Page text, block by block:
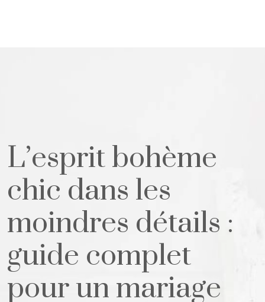
L’esprit bohème
chic dans les
moindres détails :
guide complet
pour un mariage